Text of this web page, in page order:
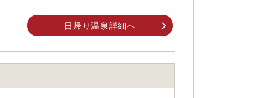
日帰り温泉詳細へ